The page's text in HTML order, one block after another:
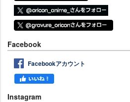
Facebook
Facebookアカウント
Instagram